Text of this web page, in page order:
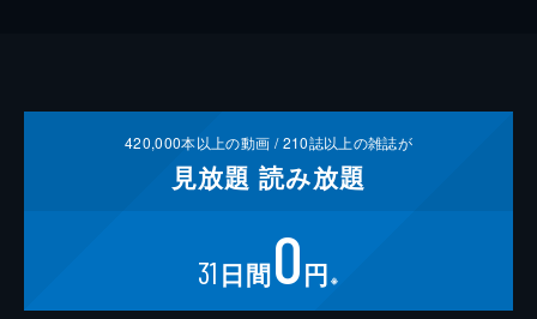
420,000本以上の動画 /210誌以上の雑誌が
見放題 読み放題
31 日間0円 ※